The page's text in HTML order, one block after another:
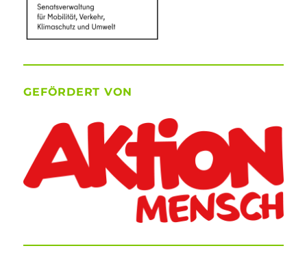
GEFÖRDERT VON